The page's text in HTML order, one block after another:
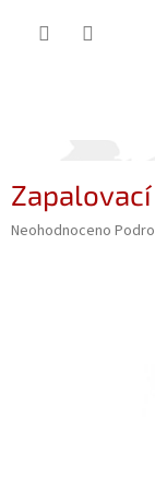
Zapalovací
Průměrné
Neohodnoceno